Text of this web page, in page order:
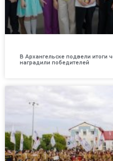
В Архангельске подвели итоги
наградили победителей